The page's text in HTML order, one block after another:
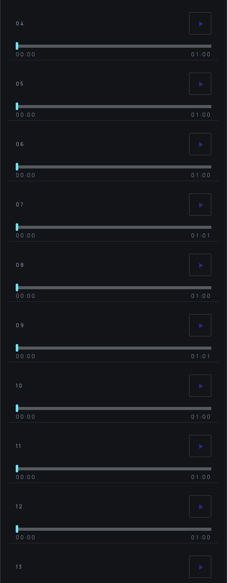
04
00:00 01:00
05
00:00 01:00
06
00:00 01:00
07
00:00 01:01
08
00:00 01:00
09
00:00 01:01
10
00:00 01:00
11
00:00 01:00
12
00:00 01:00
13